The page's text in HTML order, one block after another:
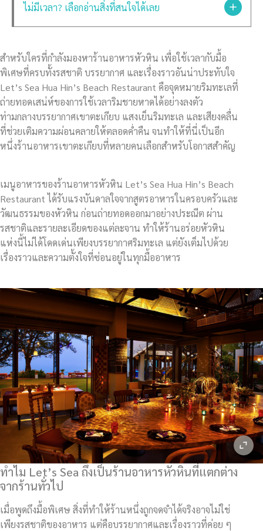
ไม่มีเวลา? เลือกอ่านสิ่งที่สนใจได้เลย
สำหรับใครที่กำลังมองหาร้านอาหารหัวหิน เพื่อใช้เวลากับมื้อ
พิเศษที่ครบทั้งรสชาติ บรรยากาศ และเรื่องราวอันน่าประทับใจ
Let’s Sea Hua Hin’s Beach Restaurant คือจุดหมายริมทะเลที่
ถ่ายทอดเสน่ห์ของการใช้เวลาริมชายหาดได้อย่างลงตัว
ท่ามกลางบรรยากาศเขาตะเกียบ แสงเย็นริมทะเล และเสียงคลื่น
ที่ช่วยเติมความผ่อนคลายให้ตลอดค่ำคืน จนทำให้ที่นี่เป็นอีก
หนึ่งร้านอาหารเขาตะเกียบที่หลายคนเลือกสำหรับโอกาสสำคัญ
เมนูอาหารของร้านอาหารหัวหิน Let’s Sea Hua Hin’s Beach
Restaurant ได้รับแรงบันดาลใจจากสูตรอาหารในครอบครัวและ
วัฒนธรรมของหัวหิน ก่อนถ่ายทอดออกมาอย่างประณีต ผ่าน
รสชาติและรายละเอียดของแต่ละจาน ทำให้ร้านอร่อยหัวหิน
แห่งนี้ไม่ได้โดดเด่นเพียงบรรยากาศริมทะเล แต่ยังเต็มไปด้วย
เรื่องราวและความตั้งใจที่ซ่อนอยู่ในทุกมื้ออาหาร
ทำไม Let’s Sea ถึงเป็นร้านอาหารหัวหินที่แตกต่าง
จากร้านทั่วไป
เมื่อพูดถึงมื้อพิเศษ สิ่งที่ทำให้ร้านหนึ่งถูกจดจำได้จริงอาจไม่ใช่
เพียงรสชาติของอาหาร แต่คือบรรยากาศและเรื่องราวที่ค่อย ๆ